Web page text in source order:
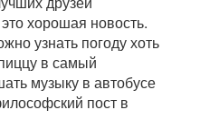
хорошая новость.
узнать погоду хоть
в самый
музыку в автобусе
пост в